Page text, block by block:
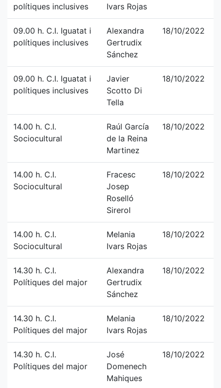
polítiques inclusives
Ivars Rojas
09.00 h. C.I. Iguatat i
polítiques inclusives
Alexandra
Gertrudix
Sánchez
18/10/2022
09.00 h. C.I. Iguatat i
polítiques inclusives
Javier
Scotto Di
Tella
18/10/2022
14.00 h. C.I.
Sociocultural
Raúl García
de la Reina
Martinez
18/10/2022
14.00 h. C.I.
Sociocultural
Fracesc
Josep
Roselló
Sirerol
18/10/2022
14.00 h. C.I.
Sociocultural
Melania
Ivars Rojas
18/10/2022
14.30 h. C.I.
Polítiques del major
Alexandra
Gertrudix
Sánchez
18/10/2022
14.30 h. C.I.
Polítiques del major
Melania
Ivars Rojas
18/10/2022
14.30 h. C.I.
Polítiques del major
José
Domenech
Mahiques
18/10/2022